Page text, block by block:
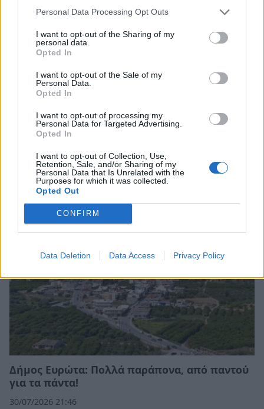
Personal Data Processing Opt Outs
I want to opt-out of the Sharing of my
personal data.
Opted In
I want to opt-out of the Sale of my
Personal Data.
Opted In
I want to opt-out of processing my
Personal Data for Targeted Advertising.
Opted In
I want to opt-out of Collection, Use,
Retention, Sale, and/or Sharing of my
Personal Data that Is Unrelated with the
Purposes for which it was collected.
Opted Out
CONFIRM
Data Deletion Data Access Privacy Policy
Δήμος Ευρώτα: Σκουριά και φθορά η
αμείλικτη πραγματικότητα…
04/08/2026 09:07
Δήμος Ευρώτα: Πολλά παράπονα, από παντού
για τα πάντα!
30/07/2026 21:46